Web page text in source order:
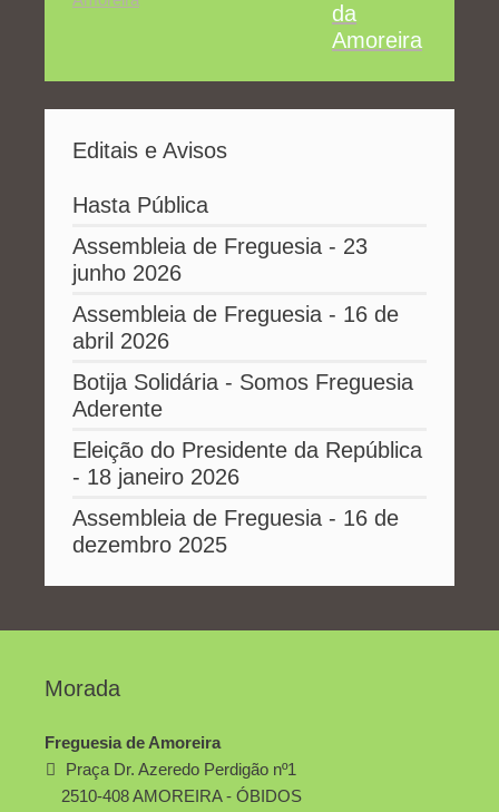
da
Amoreira
Editais e Avisos
Hasta Pública
Assembleia de Freguesia - 23
junho 2026
Assembleia de Freguesia - 16 de
abril 2026
Botija Solidária - Somos Freguesia
Aderente
Eleição do Presidente da República
- 18 janeiro 2026
Assembleia de Freguesia - 16 de
dezembro 2025
Morada
Freguesia de Amoreira
Praça Dr. Azeredo Perdigão nº1
2510-408 AMOREIRA - ÓBIDOS